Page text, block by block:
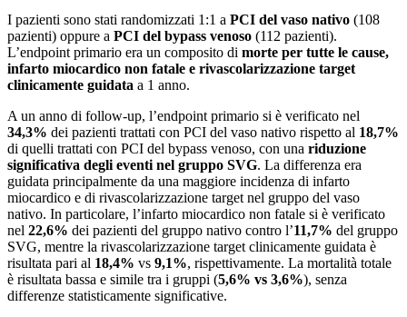
I pazienti sono stati randomizzati 1:1 a PCI del vaso nativo (108
pazienti) oppure a PCI del bypass venoso (112 pazienti).
L’endpoint primario era un composito di morte per tutte le cause,
infarto miocardico non fatale e rivascolarizzazione target
clinicamente guidata a 1 anno.
A un anno di follow-up, l’endpoint primario si è verificato nel
34,3% dei pazienti trattati con PCI del vaso nativo rispetto al 18,7%
di quelli trattati con PCI del bypass venoso, con una riduzione
significativa degli eventi nel gruppo SVG. La differenza era
guidata principalmente da una maggiore incidenza di infarto
miocardico e di rivascolarizzazione target nel gruppo del vaso
nativo. In particolare, l’infarto miocardico non fatale si è verificato
nel 22,6% dei pazienti del gruppo nativo contro l’11,7% del gruppo
SVG, mentre la rivascolarizzazione target clinicamente guidata è
risultata pari al 18,4% vs 9,1%, rispettivamente. La mortalità totale
è risultata bassa e simile tra i gruppi (5,6% vs 3,6%), senza
differenze statisticamente significative.